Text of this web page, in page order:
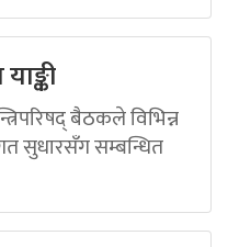
बैठकले विभिन्न
सुधारसँग सम्बन्धित